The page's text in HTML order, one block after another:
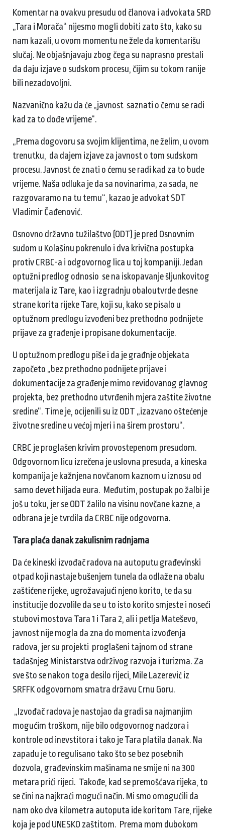
Komentar na ovakvu presudu od članova i advokata SRD
„Tara i Morača“ nijesmo mogli dobiti zato što, kako su
nam kazali, u ovom momentu ne žele da komentarišu
slučaj. Ne objašnjavaju zbog čega su naprasno prestali
da daju izjave o sudskom procesu, čijim su tokom ranije
bili nezadovoljni.
Nazvanično kažu da će „javnost saznati o čemu se radi
kad za to dođe vrijeme“.
„Prema dogovoru sa svojim klijentima, ne želim, u ovom
trenutku, da dajem izjave za javnost o tom sudskom
procesu. Javnost će znati o ćemu se radi kad za to bude
vrijeme. Naša odluka je da sa novinarima, za sada, ne
razgovaramo na tu temu“, kazao je advokat SDT
Vladimir Čađenović.
Osnovno državno tužilaštvo (ODT) je pred Osnovnim
sudom u Kolašinu pokrenulo i dva krivična postupka
protiv CRBC-a i odgovornog lica u toj kompaniji. Jedan
optužni predlog odnosio se na iskopavanje šljunkovitog
materijala iz Tare, kao i izgradnju obaloutvrde desne
strane korita rijeke Tare, koji su, kako se pisalo u
optužnom predlogu izvođeni bez prethodno podnijete
prijave za građenje i propisane dokumentacije.
U optužnom predlogu piše i da je građnje objekata
započeto „bez prethodno podnijete prijave i
dokumentacije za građenje mimo revidovanog glavnog
projekta, bez prethodno utvrđenih mjera zaštite životne
sredine“. Time je, ocijenili su iz ODT „izazvano oštećenje
životne sredine u većoj mjeri i na širem prostoru“.
CRBC je proglašen krivim provostepenom presudom.
Odgovornom licu izrečena je uslovna presuda, a kineska
kompanija je kažnjena novčanom kaznom u iznosu od
samo devet hiljada eura. Međutim, postupak po žalbi je
još u toku, jer se ODT žalilo na visinu novčane kazne, a
odbrana je je tvrdila da CRBC nije odgovorna.
Tara plaća danak zakulisnim radnjama
Da će kineski izvođač radova na autoputu građevinski
otpad koji nastaje bušenjem tunela da odlaže na obalu
zaštićene rijeke, ugrožavajući njeno korito, te da su
institucije dozvolile da se u to isto korito smjeste i noseći
stubovi mostova Tara 1 i Tara 2, ali i petlja Mateševo,
javnost nije mogla da zna do momenta izvođenja
radova, jer su projekti proglašeni tajnom od strane
tadašnjeg Ministarstva održivog razvoja i turizma. Za
sve što se nakon toga desilo rijeci, Mile Lazerević iz
SRFFK odgovornom smatra državu Crnu Goru.
„Izvođač radova je nastojao da gradi sa najmanjim
mogućim troškom, nije bilo odgovornog nadzora i
kontrole od inevstitora i tako je Tara platila danak. Na
zapadu je to regulisano tako što se bez posebnih
dozvola, građevinskim mašinama ne smije ni na 300
metara prići rijeci. Takođe, kad se premošćava rijeka, to
se čini na najkraći mogući način. Mi smo omogućili da
nam oko dva kilometra autoputa ide koritom Tare, rijeke
koja je pod UNESKO zaštitom. Prema mom dubokom